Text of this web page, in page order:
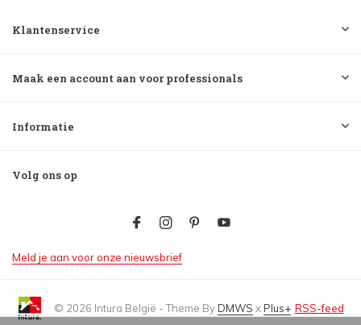
Klantenservice
Maak een account aan voor professionals
Informatie
Volg ons op
Meld je aan voor onze nieuwsbrief
© 2026 Intura België - Theme ByDMWS xPlus+ RSS-feed